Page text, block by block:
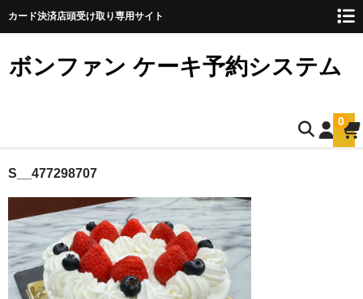
カード決済店頭受け取り専用サイト
ボンファン ケーキ予約システム
0
ホーム
お誕生日ケーキのご予約
ショートケーキ
ショートケーキ12cm(5名様用)
S__477298707